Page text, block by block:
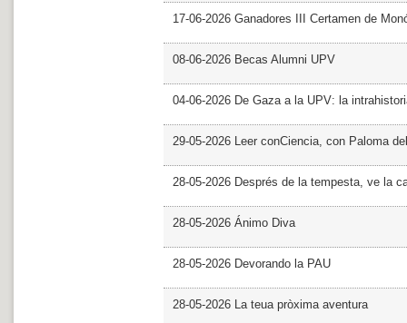
17-06-2026 Ganadores III Certamen de
08-06-2026 Becas Alumni UPV
04-06-2026 De Gaza a la UPV: la
29-05-2026 Leer conCiencia, con Paloma
28-05-2026 Després de la tempesta, ve la
28-05-2026 Ánimo Diva
28-05-2026 Devorando la PAU
28-05-2026 La teua pròxima aventura